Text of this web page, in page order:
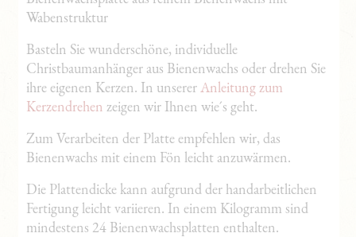
Wabenstruktur
Basteln Sie wunderschöne, individuelle
Christbaumanhänger aus Bienenwachs oder drehen Sie
ihre eigenen Kerzen. In unsererAnleitung zum
Kerzendrehen zeigen wir Ihnen wie´s geht.
Zum Verarbeiten der Platte empfehlen wir, das
Bienenwachs mit einem Fön leicht anzuwärmen.
Die Plattendicke kann aufgrund der handarbeitlichen
Fertigung leicht variieren. In einem Kilogramm sind
mindestens 24 Bienenwachsplatten enthalten.